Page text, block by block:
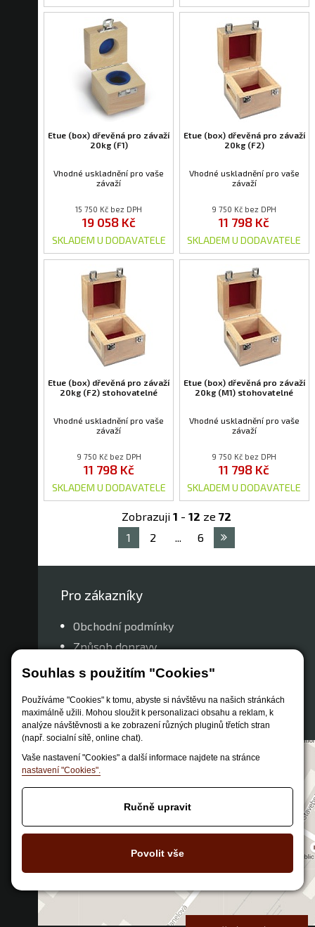
Souhlas s použitím "Cookies"
Používáme "Cookies" k tomu, abyste si návštěvu na našich stránkách
maximálně užili. Mohou sloužit k personalizaci obsahu a reklam, k
analýze návštěvnosti a ke zobrazení různých pluginů třetích stran
(např. socialní sítě, online chat).
Vaše nastavení "Cookies" a další informace najdete na stránce
nastavení "Cookies".
Ručně upravit
Povolit vše
Etue (box) dřevěná pro závaží
20kg (F1)
Vhodné uskladnění pro vaše
závaží
15 750 Kč bez DPH
19 058 Kč
SKLADEM U DODAVATELE
Etue (box) dřevěná pro závaží
20kg (F2)
Vhodné uskladnění pro vaše
závaží
9 750 Kč bez DPH
11 798 Kč
SKLADEM U DODAVATELE
Etue (box) dřevěná pro závaží
20kg (F2) stohovatelné
Vhodné uskladnění pro vaše
závaží
9 750 Kč bez DPH
11 798 Kč
SKLADEM U DODAVATELE
Etue (box) dřevěná pro závaží
20kg (M1) stohovatelné
Vhodné uskladnění pro vaše
závaží
9 750 Kč bez DPH
11 798 Kč
SKLADEM U DODAVATELE
Zobrazuji 1 - 12 ze 72
1
2 ... 6
Pro zákazníky
Obchodní podmínky
Způsob dopravy
Zastoupení značek
Nastavení soukromí